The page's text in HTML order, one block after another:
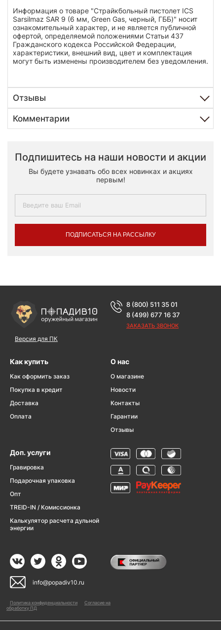
Информация о товаре "Страйкбольный пистолет ICS
Sarsilmaz SAR 9 (6 мм, Green Gas, черный, ГББ)" носит
ознакомительный характер, и не является публичной
офертой, определяемой положениями Статьи 437
Гражданского кодекса Российской Федерации,
характеристики, внешний вид, цвет и комплектация
могут быть изменены производителем без уведомления.
Отзывы
Комментарии
Подпишитесь на наши новости и акции
Вы будете узнавать обо всех новинках и акциях
первым!
ПОДПИСАТЬСЯ НА РАССЫЛКУ
Версия для ПК
8 (800) 511 35 01
8 (499) 677 16 37
ЗАКАЗАТЬ ЗВОНОК
Как купить
Как оформить заказ
Покупка в кредит
Доставка
Оплата
О нас
О магазине
Новости
Контакты
Гарантии
Отзывы
Доп. услуги
Гравировка
Подарочная упаковка
Опт
TREID-IN / Комиссионка
Калькулятор расчета дульной
энергии
info@popadiv10.ru
Политика конфиденциальности
Согласие на
обработку ПД